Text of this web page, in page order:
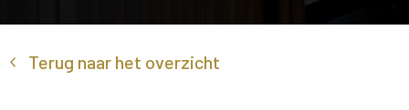
Terug naar het overzicht